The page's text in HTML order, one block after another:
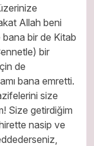
Allah beni
bir de Kitab
bir
de
bana emretti.
size
Size getirdiğim
nasip ve